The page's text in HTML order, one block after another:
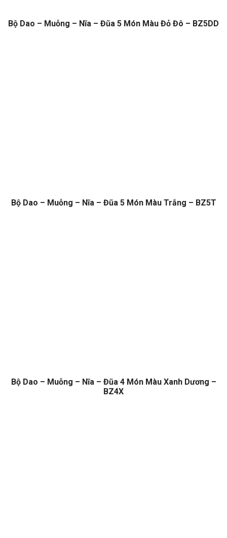
Bộ Dao – Muỗng – Nĩa – Đũa 5 Món Màu Đỏ Đô – BZ5DD
Bộ Dao – Muỗng – Nĩa – Đũa 5 Món Màu Trắng – BZ5T
Bộ Dao – Muỗng – Nĩa – Đũa 4 Món Màu Xanh Dương –
BZ4X